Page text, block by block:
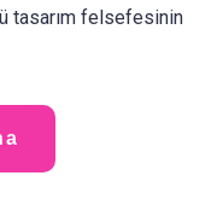
tasarım felsefesinin